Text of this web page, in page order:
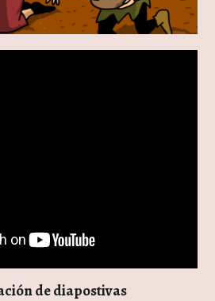
de diapostivas